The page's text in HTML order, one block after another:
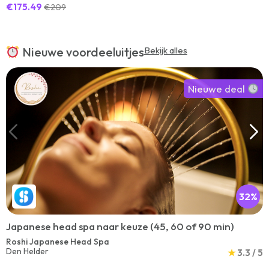
€175.49 €209
Nieuwe voordeeluitjesBekijk alles
Nieuwe deal
32%
Japanese head spa naar keuze (45, 60 of 90 min)
Roshi Japanese Head Spa
Den Helder
★3.3 / 5